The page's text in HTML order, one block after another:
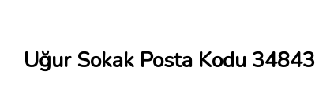
Uğur Sokak Posta Kodu 34843